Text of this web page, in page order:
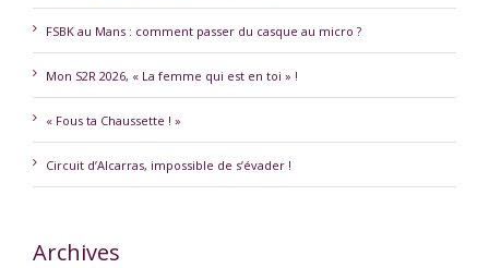
FSBK au Mans : comment passer du casque au micro ?
Mon S2R 2026, « La femme qui est en toi » !
« Fous ta Chaussette ! »
Circuit d’Alcarras, impossible de s’évader !
Archives